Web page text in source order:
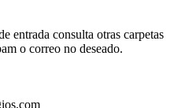
entrada consulta otras carpetas
o correo no deseado.